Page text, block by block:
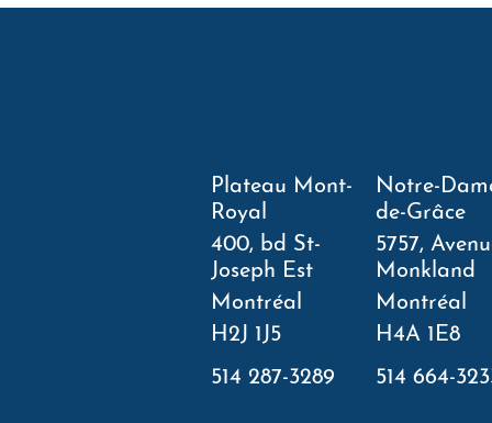
Plateau Mont-
Royal
400, bd St-
Joseph Est
Montréal
H2J 1J5
514 287-3289
Notre-
de-Grâce
5757,
Monkland
Montréal
H4A 1E8
514 664-